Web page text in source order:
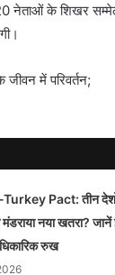
नेताओं के शिखर
में परिवर्तन;
Pact: तीन
नया खतरा?
रुख